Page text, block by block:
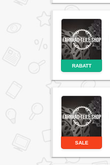
RABATT
SALE